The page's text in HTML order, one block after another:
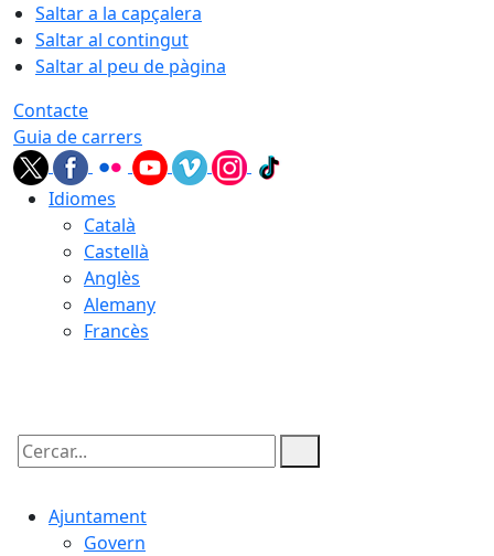
Saltar a la capçalera
Saltar al contingut
Saltar al peu de pàgina
Contacte
Guia de carrers
Idiomes
Català
Castellà
Anglès
Alemany
Francès
Cercar:
Ajuntament
Govern